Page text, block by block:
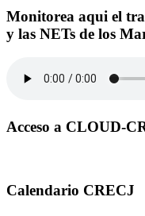
Monitorea aqui el
y las NETs de los
Acceso a CLOUD-
Calendario CRECJ